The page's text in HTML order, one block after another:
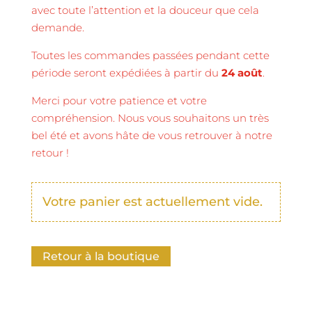
avec toute l’attention et la douceur que cela
demande.
Toutes les commandes passées pendant cette
période seront expédiées à partir du 24 août.
Merci pour votre patience et votre
compréhension. Nous vous souhaitons un très
bel été et avons hâte de vous retrouver à notre
retour !
Votre panier est actuellement vide.
Retour à la boutique